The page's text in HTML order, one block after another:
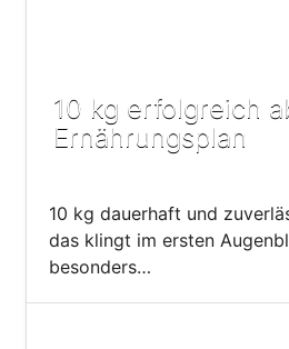
10 kg erfolgreich
Ernährungsplan
10 kg dauerhaft und
das klingt im ersten
besonders…